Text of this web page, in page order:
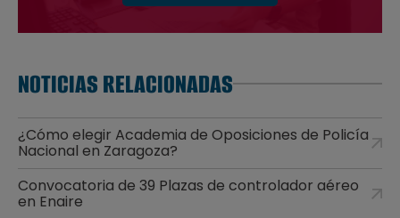
NOTICIAS RELACIONADAS
¿Cómo elegir Academia de Oposiciones de Policía
Nacional en Zaragoza?
Convocatoria de 39 Plazas de controlador aéreo
en Enaire